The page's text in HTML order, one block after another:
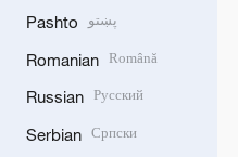
Pashto پښتو
Romanian Română
Russian Русский
Serbian Српски